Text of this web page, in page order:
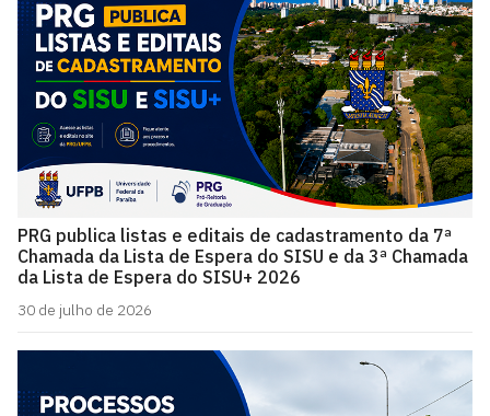
PRG publica listas e editais de cadastramento da 7ª
Chamada da Lista de Espera do SISU e da 3ª Chamada
da Lista de Espera do SISU+ 2026
30 de julho de 2026